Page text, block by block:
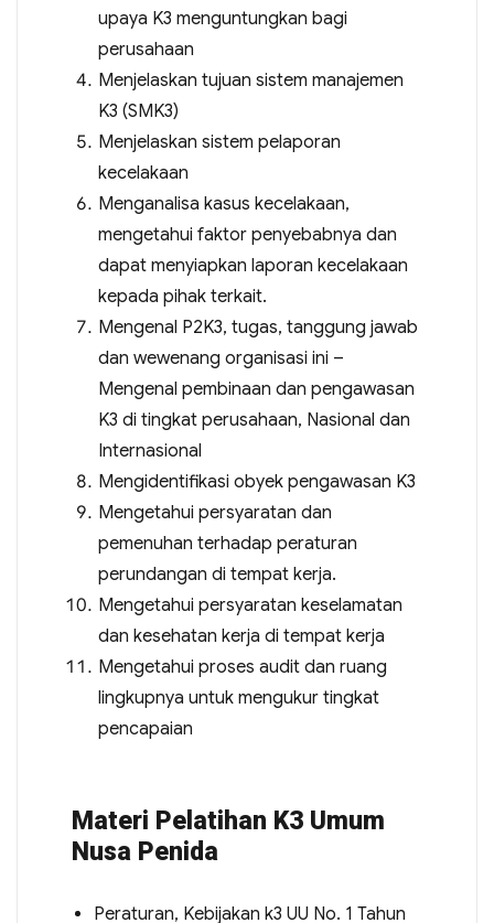
upaya K3 menguntungkan bagi
perusahaan
Menjelaskan tujuan sistem manajemen
K3 (SMK3)
Menjelaskan sistem pelaporan
kecelakaan
Menganalisa kasus kecelakaan,
mengetahui faktor penyebabnya dan
dapat menyiapkan laporan kecelakaan
kepada pihak terkait.
Mengenal P2K3, tugas, tanggung jawab
dan wewenang organisasi ini –
Mengenal pembinaan dan pengawasan
K3 di tingkat perusahaan, Nasional dan
Internasional
Mengidentifikasi obyek pengawasan K3
Mengetahui persyaratan dan
pemenuhan terhadap peraturan
perundangan di tempat kerja.
Mengetahui persyaratan keselamatan
dan kesehatan kerja di tempat kerja
Mengetahui proses audit dan ruang
lingkupnya untuk mengukur tingkat
pencapaian
Materi Pelatihan K3 Umum
Nusa Penida
Peraturan, Kebijakan k3 UU No. 1 Tahun